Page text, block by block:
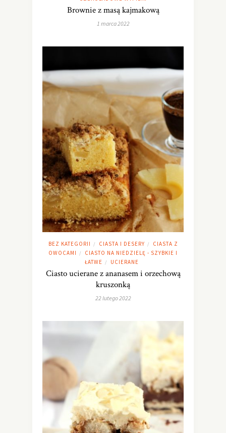
Brownie z masą kajmakową
1 marca 2022
BEZ KATEGORII / CIASTA I DESERY /
CIASTA Z
OWOCAMI
/
CIASTO NA NIEDZIELĘ - SZYBKIE I
ŁATWE / UCIERANE
Ciasto ucierane z ananasem i orzechową
kruszonką
22 lutego 2022